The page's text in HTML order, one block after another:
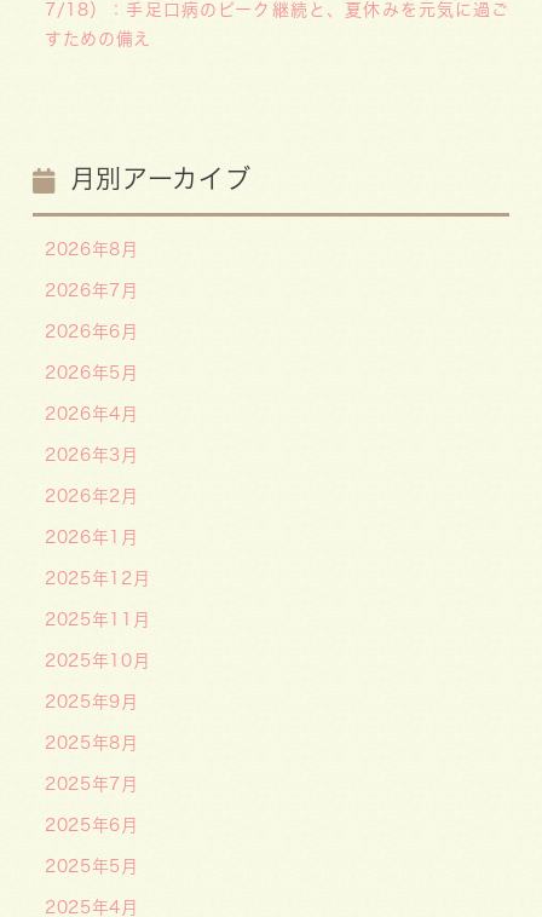
7/18）：手足口病のピーク継続と、夏休みを元気に過ご
すための備え
月別アーカイブ
2026年8月
2026年7月
2026年6月
2026年5月
2026年4月
2026年3月
2026年2月
2026年1月
2025年12月
2025年11月
2025年10月
2025年9月
2025年8月
2025年7月
2025年6月
2025年5月
2025年4月